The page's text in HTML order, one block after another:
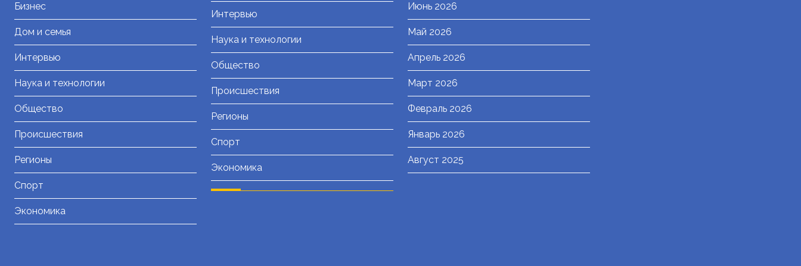
Бизнес
Дом и семья
Интервью
Наука и технологии
Общество
Происшествия
Регионы
Спорт
Экономика
Интервью
Наука и технологии
Общество
Происшествия
Регионы
Спорт
Экономика
Июнь 2026
Май 2026
Апрель 2026
Март 2026
Февраль 2026
Январь 2026
Август 2025